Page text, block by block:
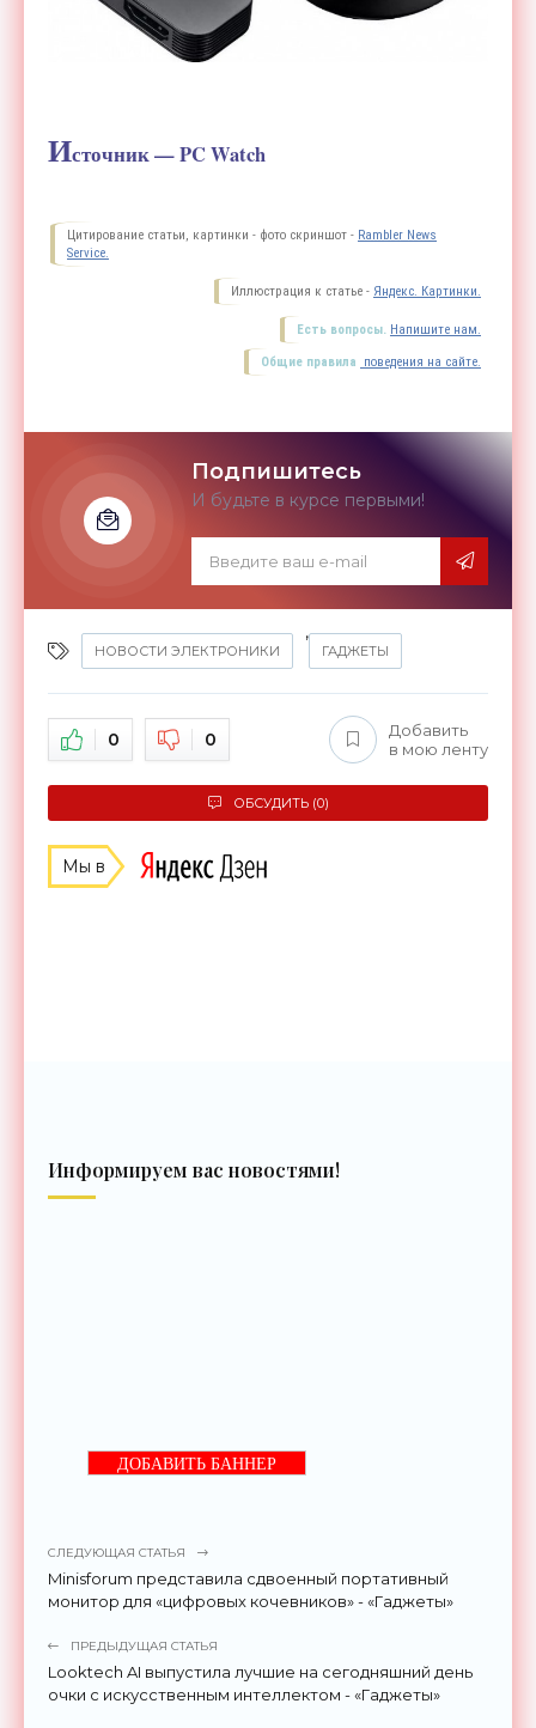
Источник — PC Watch
Цитирование статьи, картинки - фото скриншот - Rambler News
Service.
Иллюстрация к статье - Яндекс. Картинки.
Есть вопросы. Напишите нам.
Общие правила поведения на сайте.
Подпишитесь
И будьте в курсе первыми!
НОВОСТИ ЭЛЕКТРОНИКИ
,
ГАДЖЕТЫ
0 0
Добавить
в мою ленту
ОБСУДИТЬ (0)
Мы в
Информируем вас новостями!
ДОБАВИТЬ БАННЕР
СЛЕДУЮЩАЯ СТАТЬЯ
Minisforum представила сдвоенный портативный
монитор для «цифровых кочевников» - «Гаджеты»
ПРЕДЫДУЩАЯ СТАТЬЯ
Looktech AI выпустила лучшие на сегодняшний день
очки с искусственным интеллектом - «Гаджеты»